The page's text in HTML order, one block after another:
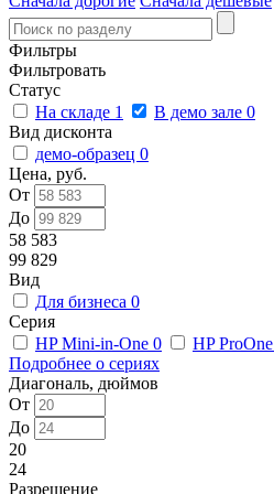
Фильтры
Фильтровать
Статус
На складе 1 В демо зале 0
Вид дисконта
демо-образец 0
Цена, руб.
От
До
58 583
99 829
Вид
Для бизнеса 0
Серия
HP Mini-in-One 0 HP ProOne
Подробнее о сериях
Диагональ, дюймов
От
До
20
24
Разрешение